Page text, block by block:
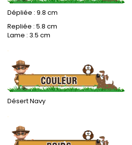
Dépliée : 9.8 cm
Repliée : 5.8 cm
Lame : 3.5 cm
.
Désert Navy
.